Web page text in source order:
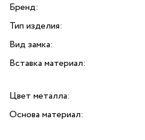
Бренд:
Тип изделия:
Вид замка:
Вставка материал:
Цвет металла:
Основа материал: